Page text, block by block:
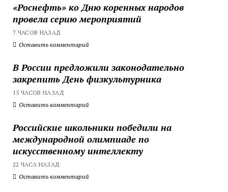
«Роснефть» ко Дню коренных народов
провела серию мероприятий
7 ЧАСОВ НАЗАД
Оставить комментарий
В России предложили законодательно
закрепить День физкультурника
15 ЧАСОВ НАЗАД
Оставить комментарий
Российские школьники победили на
международной олимпиаде по
искусственному интеллекту
22 ЧАСА НАЗАД
Оставить комментарий